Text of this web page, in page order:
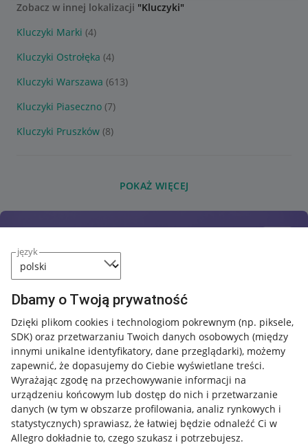
język
Dbamy o Twoją prywatność
Dzięki plikom cookies i technologiom pokrewnym (np. piksele,
SDK) oraz przetwarzaniu Twoich danych osobowych (między
innymi unikalne identyfikatory, dane przeglądarki), możemy
zapewnić, że dopasujemy do Ciebie wyświetlane treści.
Wyrażając zgodę na przechowywanie informacji na
urządzeniu końcowym lub dostęp do nich i przetwarzanie
danych (w tym w obszarze profilowania, analiz rynkowych i
statystycznych) sprawiasz, że łatwiej będzie odnaleźć Ci w
Allegro dokładnie to, czego szukasz i potrzebujesz.
Zobacz w innej lokalizacji "Kluczyki"
Kluczyki Marki (4)
Kluczyki Ostrołęka (4)
Kluczyki Warszawa (613)
Kluczyki Piaseczno (7)
Kluczyki Pruszków (8)
POKAŻ WIĘCEJ